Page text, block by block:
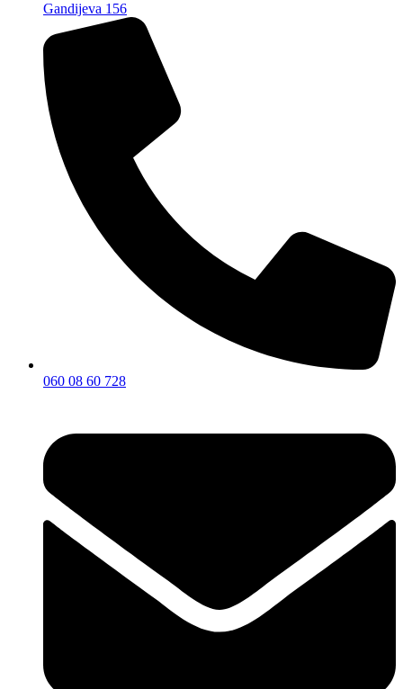
Gandijeva 156
060 08 60 728